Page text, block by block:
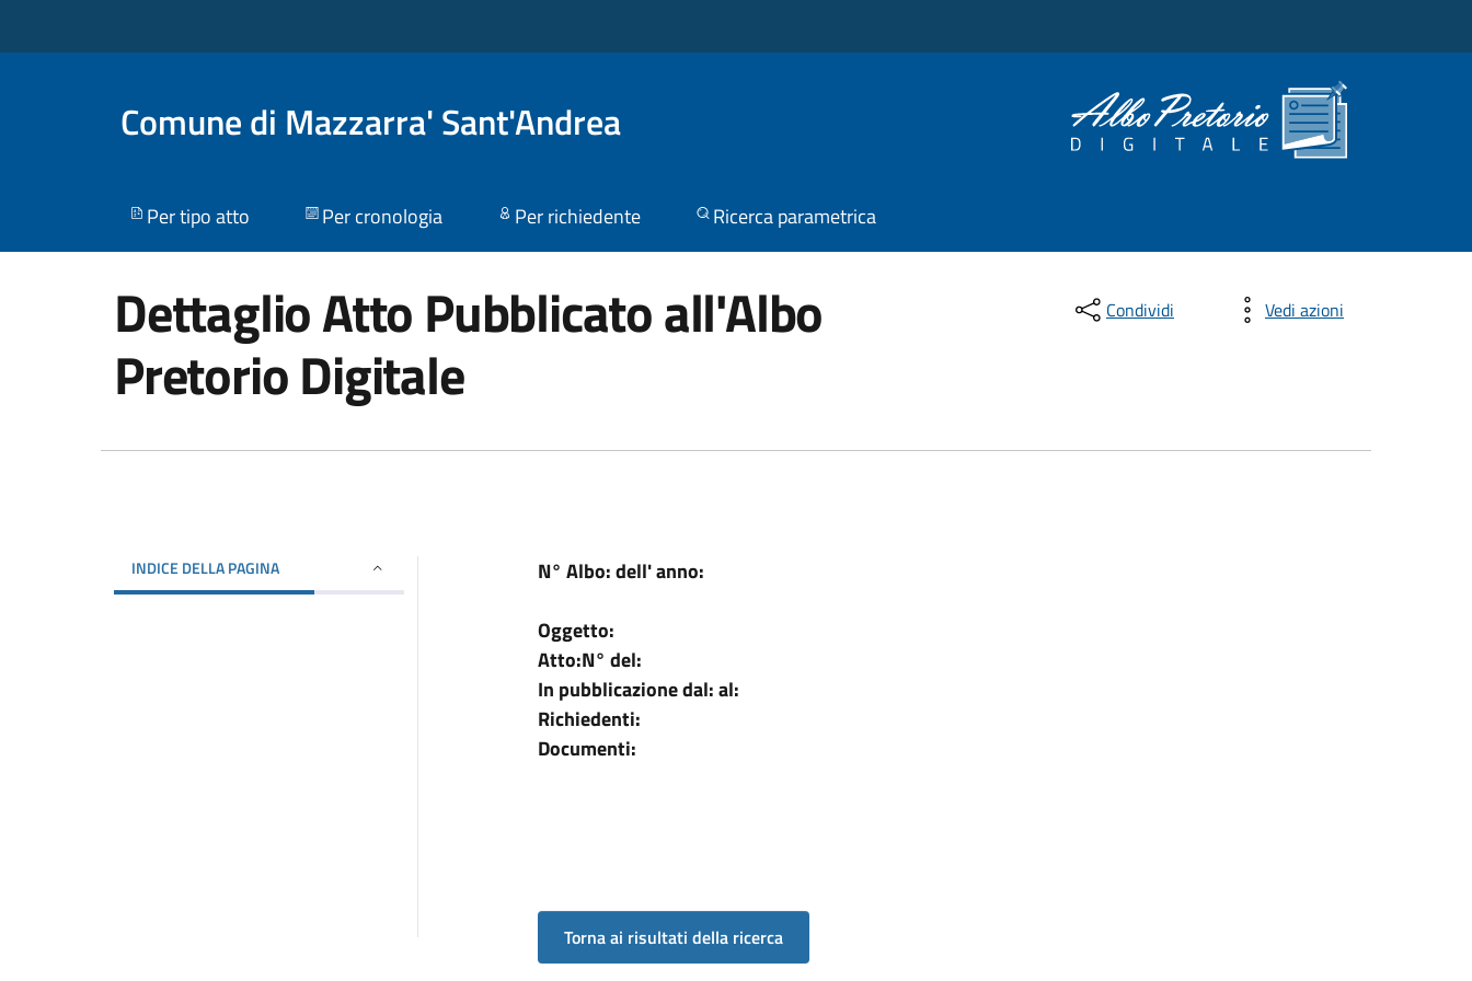
Comune di Mazzarra' Sant'Andrea
Per tipo atto Per cronologia Per richiedente Ricerca parametrica
Dettaglio Atto Pubblicato all'Albo
Pretorio Digitale
Condividi Vedi azioni
INDICE DELLA PAGINA N° Albo:dell' anno:
Oggetto:
Atto:N° del:
In pubblicazione dal:al:
Richiedenti:
Documenti: